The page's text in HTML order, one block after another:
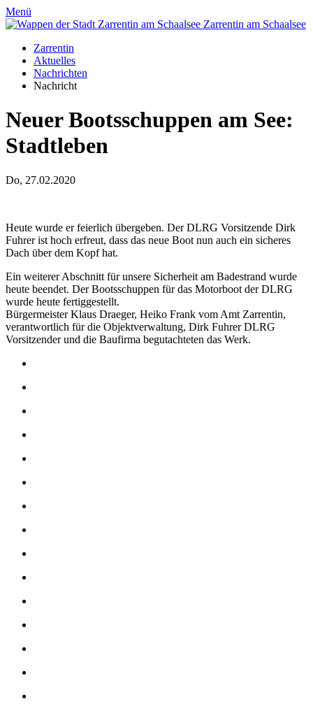
Menü
Zarrentin am Schaalsee
Zarrentin
Aktuelles
Nachrichten
Nachricht
Neuer Bootsschuppen am See:
Stadtleben
Do, 27.02.2020
Heute wurde er feierlich übergeben. Der DLRG Vorsitzende Dirk
Fuhrer ist hoch erfreut, dass das neue Boot nun auch ein sicheres
Dach über dem Kopf hat.
Ein weiterer Abschnitt für unsere Sicherheit am Badestrand wurde
heute beendet. Der Bootsschuppen für das Motorboot der DLRG
wurde heute fertiggestellt.
Bürgermeister Klaus Draeger, Heiko Frank vom Amt Zarrentin,
verantwortlich für die Objektverwaltung, Dirk Fuhrer DLRG
Vorsitzender und die Baufirma begutachteten das Werk.